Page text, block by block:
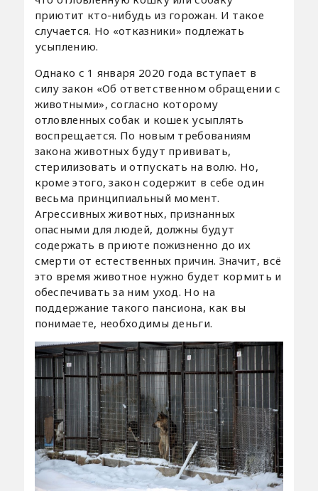
приютит кто-нибудь из горожан. И такое
случается. Но «отказники» подлежать
усыплению.
Однако с 1 января 2020 года вступает в
силу закон «Об ответственном обращении с
животными», согласно которому
отловленных собак и кошек усыплять
воспрещается. По новым требованиям
закона животных будут прививать,
стерилизовать и отпускать на волю. Но,
кроме этого, закон содержит в себе один
весьма принципиальный момент.
Агрессивных животных, признанных
опасными для людей, должны будут
содержать в приюте пожизненно до их
смерти от естественных причин. Значит, всё
это время животное нужно будет кормить и
обеспечивать за ним уход. Но на
поддержание такого пансиона, как вы
понимаете, необходимы деньги.